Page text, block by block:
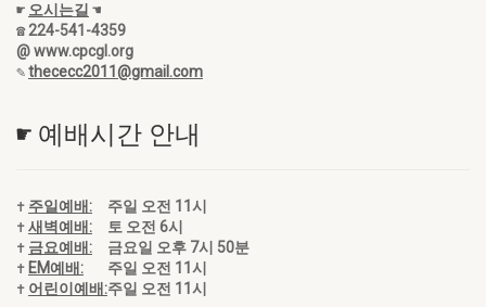
☛ 오시는길 ☚
☎ 224-541-4359
@ www.cpcgl.org
✎thececc2011@gmail.com
☛ 예배시간 안내
✝ 주일예배:
주일 오전 11시
✝새벽예배:
토 오전 6시
✝ 금요예배:
금요일 오후 7시 50분
✝ EM예배:
주일 오전 11시
✝ 어린이예배:주일 오전 11시